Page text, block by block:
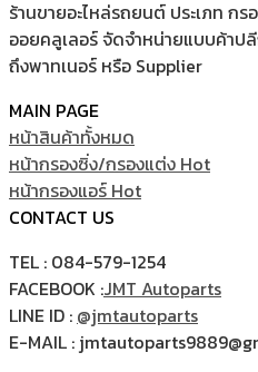
449.00 ฿.400.00 ฿.
ร้านขายอะไหล่รถยนต์ ประเภท ก
ออยคลูเลอร์ จัดจำหน่ายแบบค้าป
ถึงพาทเนอร์ หรือ Supplier
MAIN PAGE
หน้าสินค้าทั้งหมด
หน้ากรองซิ่ง/กรองแต่ง
หน้ากรองแอร์
CONTACT US
TEL : 084-579-1254
FACEBOOK :JMT Autoparts
LINE ID : @jmtautoparts
E-MAIL :